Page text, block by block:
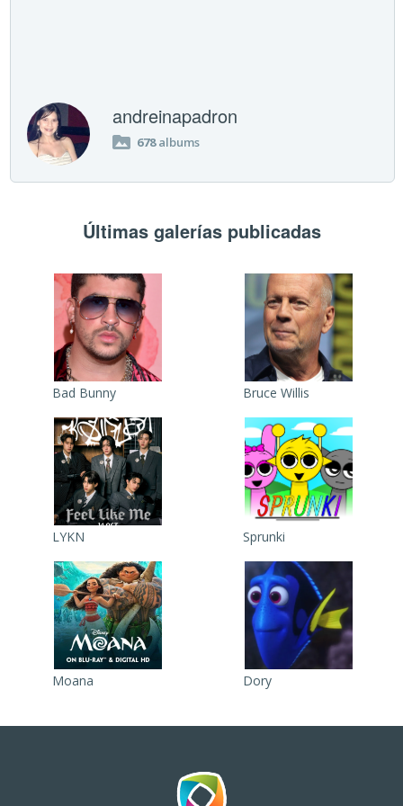
andreinapadron
678albums
Últimas galerías publicadas
Bad Bunny Bruce Willis
LYKN Sprunki
Moana Dory